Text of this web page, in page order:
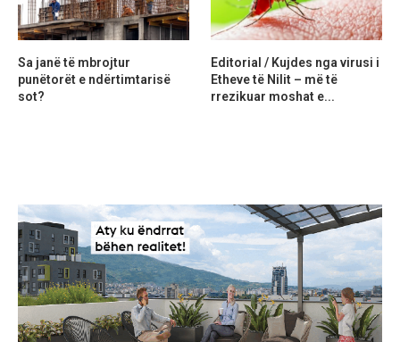
Sa janë të mbrojtur
punëtorët e ndërtimtarisë
sot?
Editorial / Kujdes nga virusi i
Etheve të Nilit – më të
rrezikuar moshat e...